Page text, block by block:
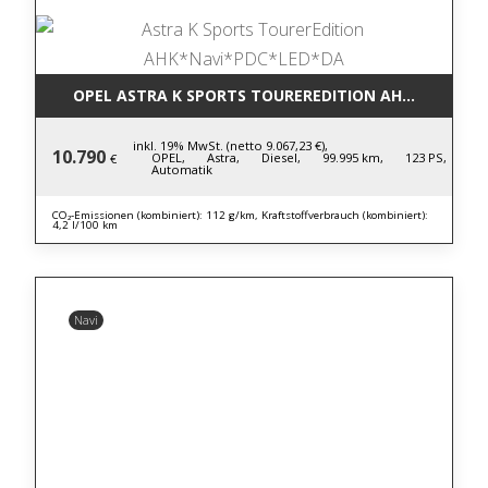
OPEL ASTRA K SPORTS TOUREREDITION
10.790 €
inkl. 19% MwSt. (netto 9.067,23 €),
OPEL, Astra, Diesel, 99.995 km, 123 PS,
Automatik
CO₂-Emissionen (kombiniert): 112 g/km, Kraftstoffverbrauch (kombiniert):
4,2 l/100 km
Navi